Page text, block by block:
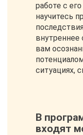
работе с
научитесь
вам
ситуациях,
В
входят